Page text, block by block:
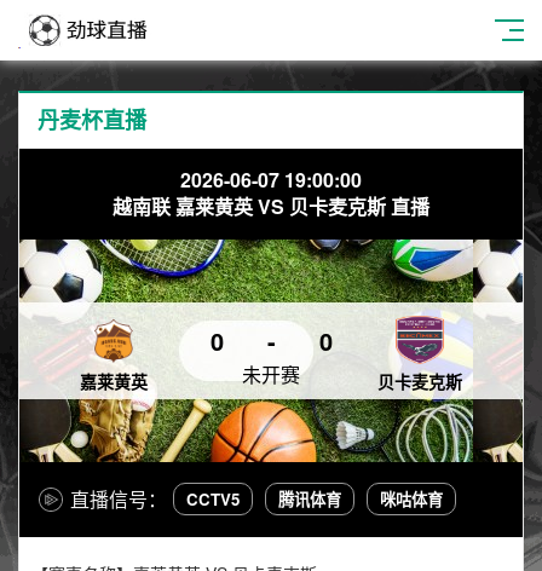
丹麦杯直播
2026-06-07 19:00:00
越南联 嘉莱黄英 VS 贝卡麦克斯 直播
嘉莱黄英
0 - 0
贝卡麦克斯
未开赛
直播信号： CCTV5 腾讯体育 咪咕体育